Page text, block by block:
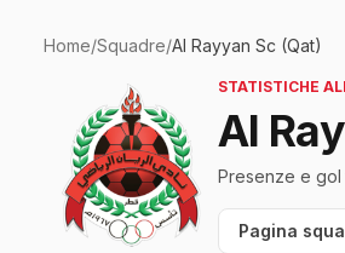
Home/Squadre/Al Rayyan Sc (Qat)
STATISTICHE
Al
Presenze e
Pagina